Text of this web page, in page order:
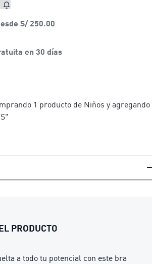
S/ 250.00
en 30 días
1 producto de Niños y
PRODUCTO
a todo tu potencial con este bra